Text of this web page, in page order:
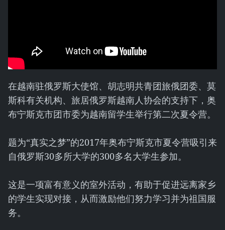
在越南驻俄罗斯大使馆、胡志明共青团旅俄团委、莫
斯科有关机构、旅居俄罗斯越南人协会的支持下，奥
布宁斯克市团市委为越南留学生举行第二次夏令营。
题为“真实之梦”的2017年奥布宁斯克市夏令营吸引来
自俄罗斯30多所大学的300多名大学生参加。
这是一项富有意义的室外活动，有助于促进远离家乡
的学生实现对接，从而激励他们努力学习并为祖国服
务。